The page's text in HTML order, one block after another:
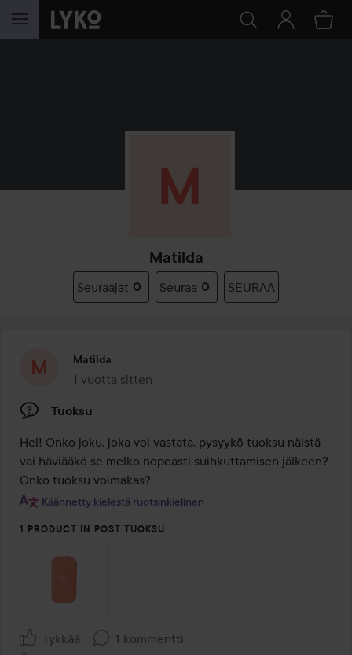
SIIRTYÄ JHK SISÄLTÖÖN
Matilda
Seuraajat 0 Seuraa 0 SEURAA
Matilda
1 vuotta sitten
Viesti luotiin 1 vuotta sitten
Tuoksu
Hei! Onko joku, joka voi vastata, pysyykö tuoksu näistä
vai häviääkö se melko nopeasti suihkuttamisen jälkeen?
Onko tuoksu voimakas?
Käännetty kielestä ruotsinkielinen
1 PRODUCT IN POST TUOKSU
Tykkää 1 kommentti